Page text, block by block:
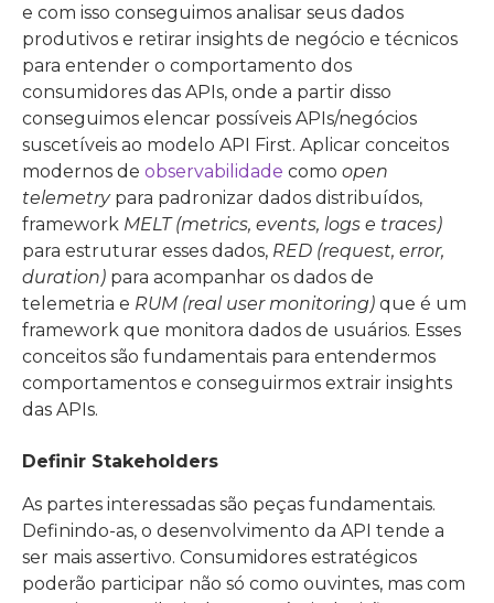
e com isso conseguimos analisar seus dados
produtivos e retirar insights de negócio e técnicos
para entender o comportamento dos
consumidores das APIs, onde a partir disso
conseguimos elencar possíveis APIs/negócios
suscetíveis ao modelo API First. Aplicar conceitos
modernos de observabilidade como open
telemetrypara padronizar dados distribuídos,
framework MELT (metrics, events, logs e traces)
para estruturar esses dados, RED (request, error,
duration) para acompanhar os dados de
telemetria e RUM (real user monitoring) que é um
framework que monitora dados de usuários. Esses
conceitos são fundamentais para entendermos
comportamentos e conseguirmos extrair insights
das APIs.
Definir Stakeholders
As partes interessadas são peças fundamentais.
Definindo-as, o desenvolvimento da API tende a
ser mais assertivo. Consumidores estratégicos
poderão participar não só como ouvintes, mas com